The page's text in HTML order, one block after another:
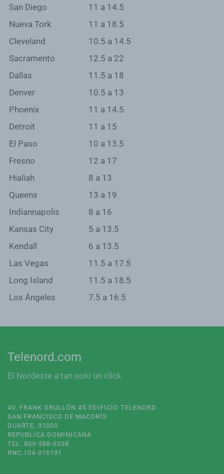
San Diego
11 a 14.5
Nueva Tork
11 a 18.5
Cleveland
10.5 a 14.5
Sacramento
12.5 a 22
Dallas
11.5 a 18
Denver
10.5 a 13
Phoenix
11 a 14.5
Detroit
11 a 15
El Paso
10 a 13.5
Fresno
12 a 17
Hialiah
8 a 13
Queens
13 a 19
Indiannapolis
8 a 16
Kansas City
5 a 13.5
Kendall
6 a 13.5
Las Vegas
11.5 a 17.5
Long Island
11.5 a 18.5
Los Ángeles
7.5 a 16.5
Telenord.com
El Nordeste a tan solo un click
AV. FRANK GRULLÓN #5 EDIFICIO TELENORD
SAN FRANCISCO DE MACORÍS
DUARTE, 31000
REPUBLICA DOMINICANA
TEL: 809-588-6238
RNC:104-016191